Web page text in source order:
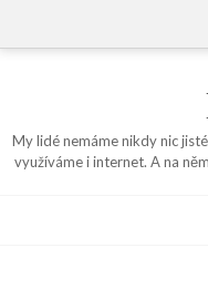
My lidé nemáme nikdy nic
využíváme i internet. A na